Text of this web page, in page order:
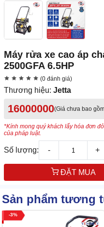
Máy rửa xe cao áp
2500GFA 6.5HP
(0 đánh giá)
Thương hiệu: Jetta
16000000(Giá chưa bao
*Kính mong quý khách lấy hóa đơn
của pháp luật.
Số lượng: - +
ĐẶT MUA
Sản phẩm tương
3